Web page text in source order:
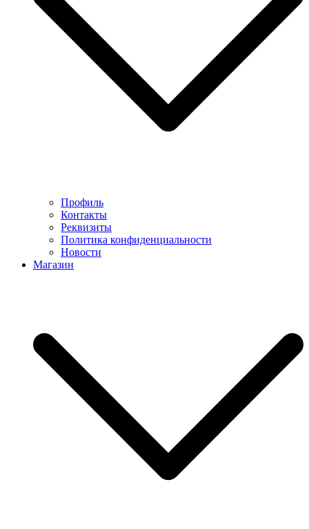
Профиль
Контакты
Реквизиты
Политика конфиденциальности
Новости
Магазин